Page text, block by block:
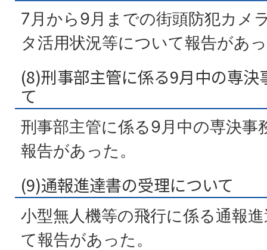
7月から9月までの街頭防犯カメ
タ活用状況等について報告があ
(8)刑事部主管に係る9月中の専
て
刑事部主管に係る9月中の専決事
報告があった。
(9)通報進達書の受理について
小型無人機等の飛行に係る通報
て報告があった。